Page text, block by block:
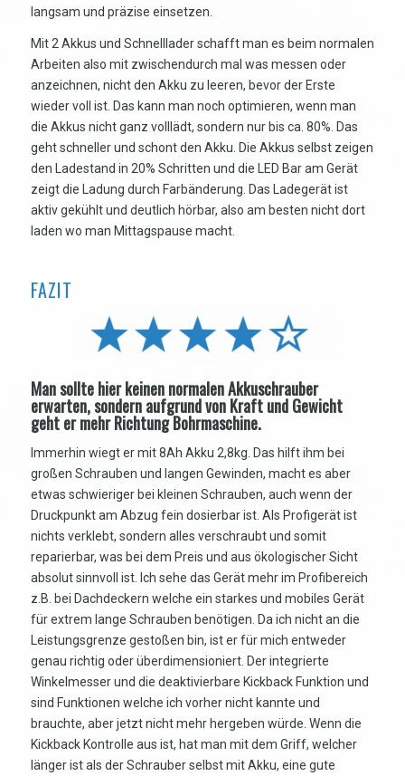
langsam und präzise einsetzen.
Mit 2 Akkus und Schnelllader schafft man es beim normalen
Arbeiten also mit zwischendurch mal was messen oder
anzeichnen, nicht den Akku zu leeren, bevor der Erste
wieder voll ist. Das kann man noch optimieren, wenn man
die Akkus nicht ganz volllädt, sondern nur bis ca. 80%. Das
geht schneller und schont den Akku. Die Akkus selbst zeigen
den Ladestand in 20% Schritten und die LED Bar am Gerät
zeigt die Ladung durch Farbänderung. Das Ladegerät ist
aktiv gekühlt und deutlich hörbar, also am besten nicht dort
laden wo man Mittagspause macht.
FAZIT
Man sollte hier keinen normalen Akkuschrauber
erwarten, sondern aufgrund von Kraft und Gewicht
geht er mehr Richtung Bohrmaschine.
Immerhin wiegt er mit 8Ah Akku 2,8kg. Das hilft ihm bei
großen Schrauben und langen Gewinden, macht es aber
etwas schwieriger bei kleinen Schrauben, auch wenn der
Druckpunkt am Abzug fein dosierbar ist. Als Profigerät ist
nichts verklebt, sondern alles verschraubt und somit
reparierbar, was bei dem Preis und aus ökologischer Sicht
absolut sinnvoll ist. Ich sehe das Gerät mehr im Profibereich
z.B. bei Dachdeckern welche ein starkes und mobiles Gerät
für extrem lange Schrauben benötigen. Da ich nicht an die
Leistungsgrenze gestoßen bin, ist er für mich entweder
genau richtig oder überdimensioniert. Der integrierte
Winkelmesser und die deaktivierbare Kickback Funktion und
sind Funktionen welche ich vorher nicht kannte und
brauchte, aber jetzt nicht mehr hergeben würde. Wenn die
Kickback Kontrolle aus ist, hat man mit dem Griff, welcher
länger ist als der Schrauber selbst mit Akku, eine gute